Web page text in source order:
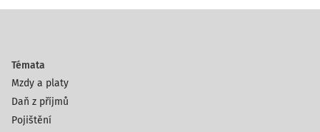
Témata
Mzdy a platy
Daň z příjmů
Pojištění